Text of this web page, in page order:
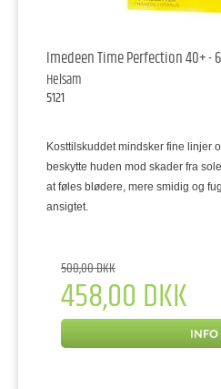
Imedeen Time Perfection 40+ -
Helsam
5121
Kosttilskuddet mindsker fine linjer
beskytte huden mod skader fra
at føles blødere, mere smidig og
ansigtet.
500,00 DKK
458,00 DKK
INFO